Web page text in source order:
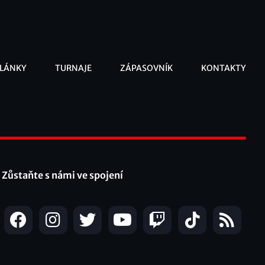
TURNAJE ZÁPASOVNÍK KONTAKTY
Zůstaňte s námi ve spojení